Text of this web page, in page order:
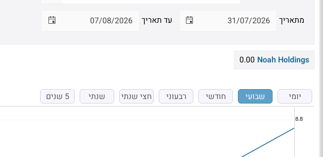
מתאריך עד תאריך
Noah Holdings
0.00
יומי שבועי חודשי רבעוני חצי שנתי שנתי 5 שנים